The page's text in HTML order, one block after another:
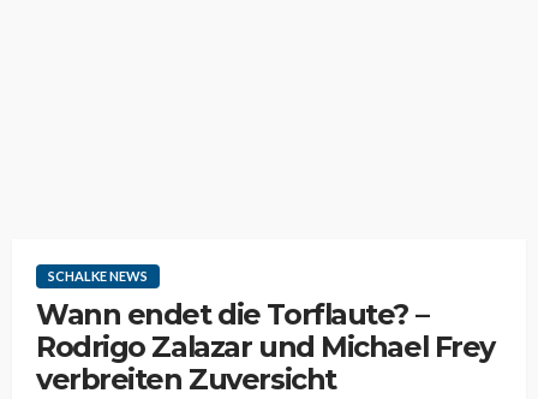
SCHALKE NEWS
Wann endet die Torflaute? –
Rodrigo Zalazar und Michael Frey
verbreiten Zuversicht